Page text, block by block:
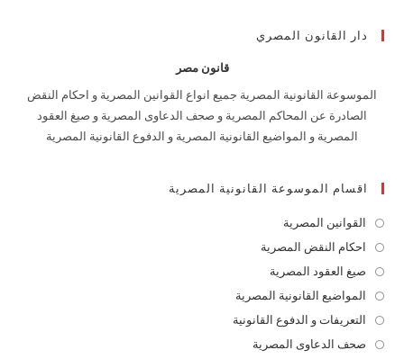
دار القانون المصري
قانون مصر
الموسوعة القانونية المصرية جميع انواع القوانين المصرية و احكام النقض
الصادرة عن المحاكم المصرية و صحف الدعاوى المصرية و صيغ العقود
المصرية و المواضيع القانونية المصرية و الدفوع القانونية المصرية
اقسام الموسوعة القانونية المصرية
القوانين المصرية
in
a
new
tab
احكام النقض المصرية
a
new
صيغ العقود المصرية
in
a
new
المواضيع القانونية المصرية
inالتعريفات و الدفوع القانونية
صحف الدعاوى المصرية